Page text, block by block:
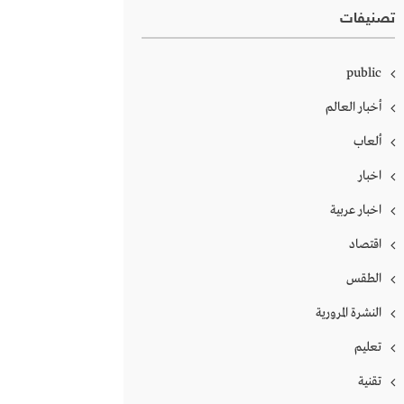
تصنيفات
public
أخبار العالم
ألعاب
اخبار
اخبار عربية
اقتصاد
الطقس
النشرة المرورية
تعليم
تقنية